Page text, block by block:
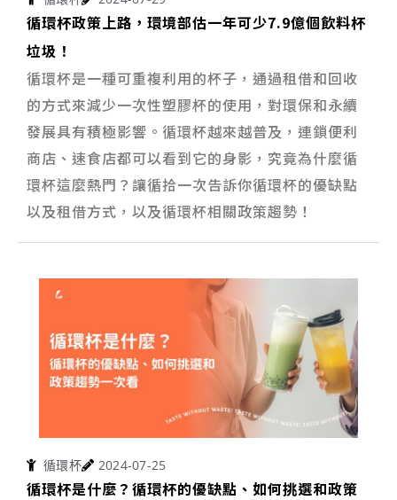
循環杯政策上路，環境部估一年可少7.9億個飲料杯
垃圾！
循環杯是一種可重複利用的杯子，通過租借和回收
的方式來減少一次性塑膠杯的使用，對環保和永續
發展具有積極影響。循環杯越來越普及，連鎖便利
商店、速食店都可以看到它的身影，究竟為什麼循
環杯這麼熱門？讓循拾一次告訴你循環杯的優缺點
以及租借方式，以及循環杯相關政策趨勢！
循環杯 2024-07-25
循環杯是什麼？循環杯的優缺點、如何挑選和政策